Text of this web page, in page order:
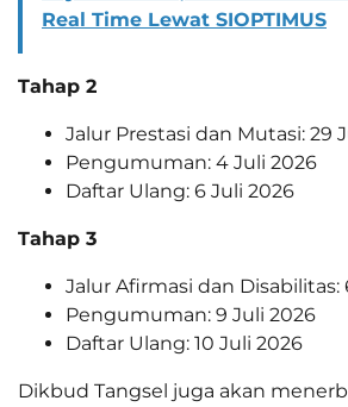
Real Time Lewat SIOPTIMUS
Tahap 2
Jalur Prestasi dan Mutasi: 29
Pengumuman: 4 Juli 2026
Daftar Ulang: 6 Juli 2026
Tahap 3
Jalur Afirmasi dan Disabilitas:
Pengumuman: 9 Juli 2026
Daftar Ulang: 10 Juli 2026
Dikbud Tangsel juga akan